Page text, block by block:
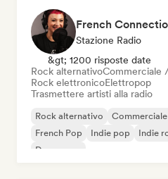
French
Stazione Radio
&gt; 1200 risposte date
Rock alternativoCommerciale
Rock elettronicoElettropop
Trasmettere artisti alla radio
Rock alternativo
French Pop
Indie pop Indie
Dream pop